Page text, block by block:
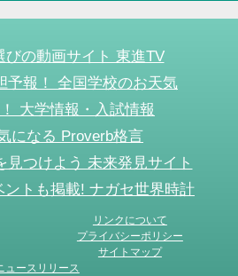
びの動画サイト 東進TV
予報！ 全国学校のお天気
大学情報・入試情報
になる Proverb格言
見つけよう 未来発見サイト
ントも掲載! ナガセ世界時計
リンクについて
プライバシーポリシー
サイトマップ
ュースリリース